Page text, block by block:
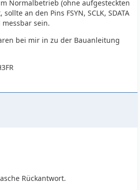
Normalbetrieb (ohne aufgesteckten
an den Pins FSYN, SCLK, SDATA
sein.
bei mir in zu der Bauanleitung
Rückantwort.